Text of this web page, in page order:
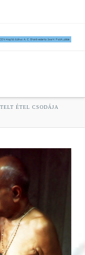
ÉTEL CSODÁJA